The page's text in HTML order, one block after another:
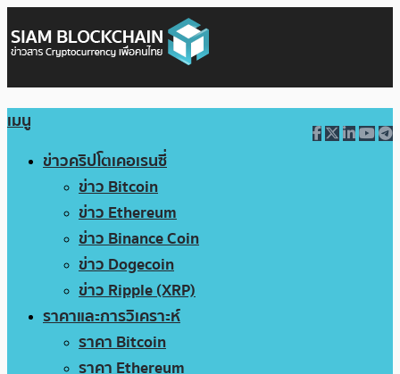
เมนู
ข่าวคริปโตเคอเรนซี่
ข่าว Bitcoin
ข่าว Ethereum
ข่าว Binance Coin
ข่าว Dogecoin
ข่าว Ripple (XRP)
ราคาและการวิเคราะห์
ราคา Bitcoin
ราคา Ethereum